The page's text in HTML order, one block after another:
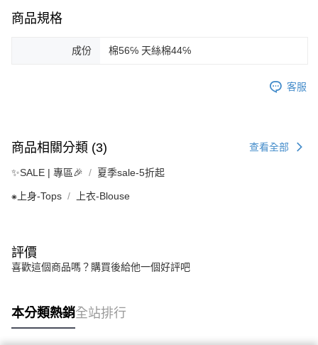
商品規格
成份 棉56℅ 天絲棉44℅
客服
商品相關分類 (3) 查看全部
✨SALE | 專區🎉 夏季sale-5折起
⁕上身-Tops 上衣-Blouse
評價
喜歡這個商品嗎？購買後給他一個好評吧
本分類熱銷全站排行